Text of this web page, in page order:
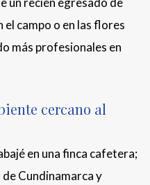
campo o en las flores
más profesionales en
cercano al
en una finca cafetera;
Cundinamarca y